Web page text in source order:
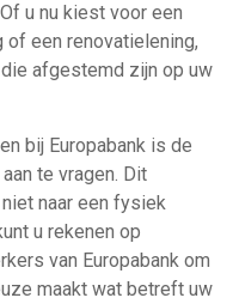
u nu kiest voor een
of een renovatielening,
afgestemd zijn op uw
bij Europabank is de
te vragen. Dit
naar een fysiek
u rekenen op
van Europabank om
maakt wat betreft uw